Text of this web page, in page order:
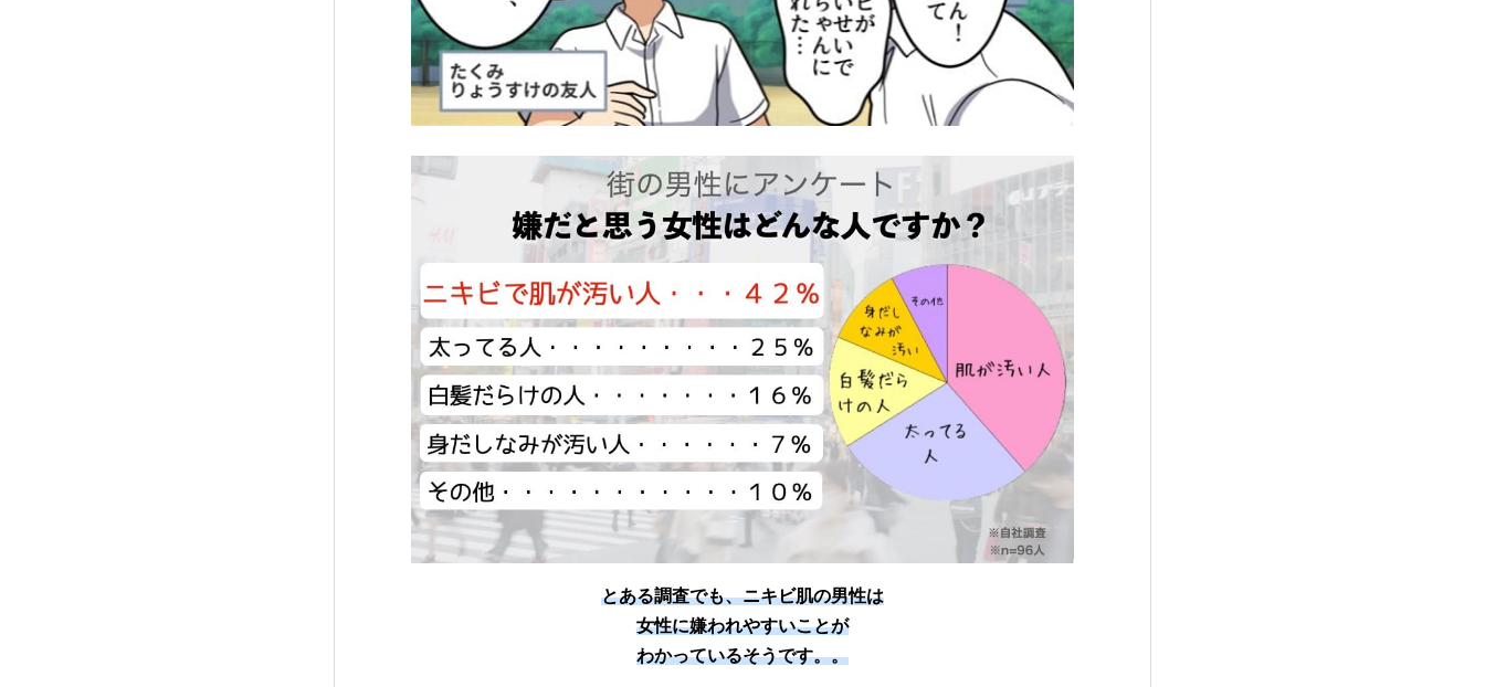
とある調査でも、ニキビ肌の男性は
女性に嫌われやすいことが
わかっているそうです。。